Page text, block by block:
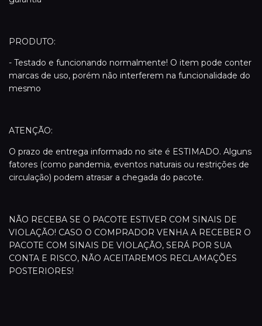
PRODUTO:
- Testado e funcionando normalmente! O item pode conter
marcas de uso, porém não interferem na funcionalidade do
mesmo
ATENÇÃO:
O prazo de entrega informado no site é ESTIMADO. Alguns
fatores (como pandemia, eventos naturais ou restrições de
circulação) podem atrasar a chegada do pacote.
NÃO RECEBA SE O PACOTE ESTIVER COM SINAIS DE
VIOLAÇÃO! CASO O COMPRADOR VENHA A RECEBER O
PACOTE COM SINAIS DE VIOLAÇÃO, SERÁ POR SUA
CONTA E RISCO, NÃO ACEITAREMOS RECLAMAÇÕES
POSTERIORES!